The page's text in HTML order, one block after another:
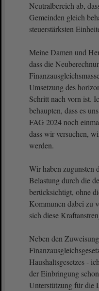
Neutralbereich ab,
Gemeinden gleich
steuerstärksten
Meine Damen und
dass die
Umsetzung des
Schritt nach vorn ist.
behaupten, dass es
FAG 2024 noch
dass wir versuchen,
werden.
Wir haben zugunsten
Belastung durch die
berücksichtigt, ohne
Kommunen dabei zu
sich diese
Neben den
Haushaltsgesetzes -
der Einbringung
Unterstützung für die